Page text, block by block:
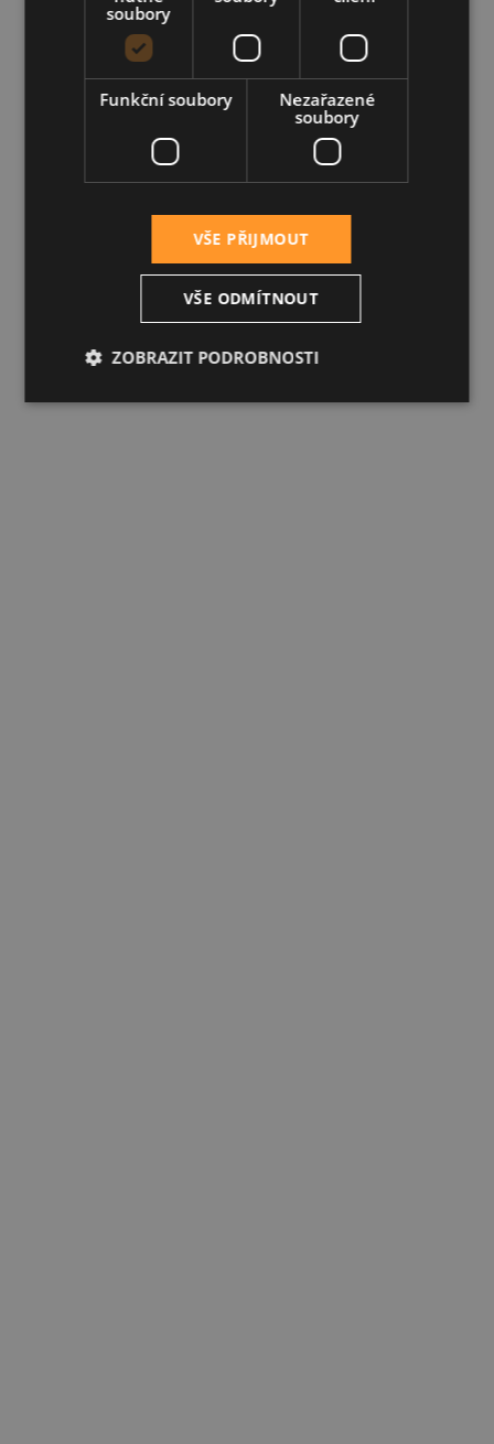
soubory
Funkční soubory
Nezařazené
soubory
VŠE PŘIJMOUT
VŠE ODMÍTNOUT
ZOBRAZIT PODROBNOSTI